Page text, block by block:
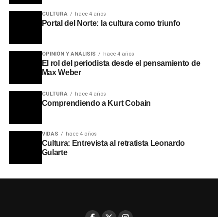
CULTURA hace 4 años
Portal del Norte: la cultura como triunfo
OPINIÓN Y ANÁLISIS hace 4 años
El rol del periodista desde el pensamiento de
Max Weber
CULTURA hace 4 años
Comprendiendo a Kurt Cobain
VIDAS hace 4 años
Cultura: Entrevista al retratista Leonardo
Gularte